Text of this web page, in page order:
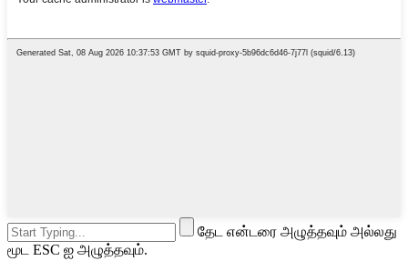
தேட என்டரை அழுத்தவும் அல்லது
மூட ESC ஐ அழுத்தவும்.